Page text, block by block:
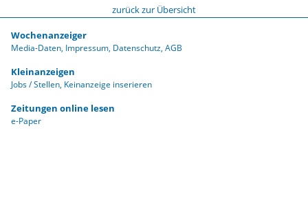
zurück zur Übersicht
Wochenanzeiger
Media-Daten Impressum Datenschutz AGB
Kleinanzeigen
Jobs / Stellen Keinanzeige inserieren
Zeitungen online lesen
e-Paper